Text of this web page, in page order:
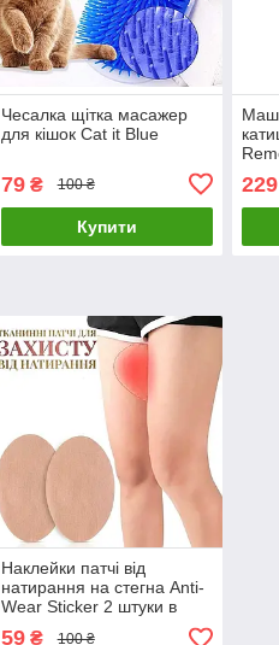
Чесалка щітка масажер
для кішок Cat it Blue
79₴ 100 ₴
Купити
229
Наклейки патчі від
натирання на стегна Anti-
Wear Sticker 2 штуки в
комплекті
59₴ 100 ₴